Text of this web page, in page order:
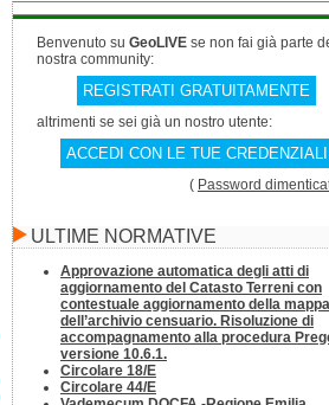
Benvenuto su GeoLIVE se non fai già parte
nostra community:
REGISTRATI GRATUITAMENTE
altrimenti se sei già un nostro utente:
ACCEDI CON LE TUE CREDENZIALI
( Password
ULTIME NORMATIVE
Approvazione automatica degli atti di
aggiornamento del Catasto Terreni con
contestuale aggiornamento della
dell’archivio censuario. Risoluzione di
accompagnamento alla procedura
versione 10.6.1.
Circolare 18/E
Circolare 44/E